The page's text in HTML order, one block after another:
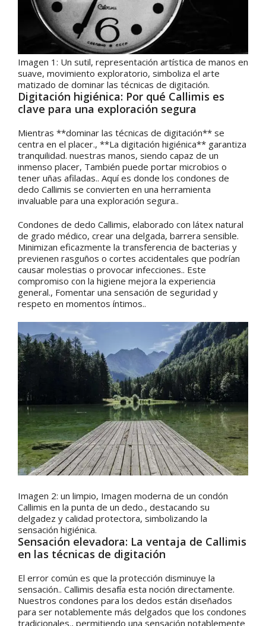
Imagen 1: Un sutil, representación artística de manos en
suave, movimiento exploratorio, simboliza el arte
matizado de dominar las técnicas de digitación.
Digitación higiénica: Por qué Callimis es
clave para una exploración segura
Mientras **dominar las técnicas de digitación** se
centra en el placer., **La digitación higiénica** garantiza
tranquilidad. nuestras manos, siendo capaz de un
inmenso placer, También puede portar microbios o
tener uñas afiladas.. Aquí es donde los condones de
dedo Callimis se convierten en una herramienta
invaluable para una exploración segura..
Condones de dedo Callimis, elaborado con látex natural
de grado médico, crear una delgada, barrera sensible.
Minimizan eficazmente la transferencia de bacterias y
previenen rasguños o cortes accidentales que podrían
causar molestias o provocar infecciones.. Este
compromiso con la higiene mejora la experiencia
general., Fomentar una sensación de seguridad y
respeto en momentos íntimos..
Imagen 2: un limpio, Imagen moderna de un condón
Callimis en la punta de un dedo., destacando su
delgadez y calidad protectora, simbolizando la
sensación higiénica.
Sensación elevadora: La ventaja de Callimis
en las técnicas de digitación
El error común es que la protección disminuye la
sensación.. Callimis desafía esta noción directamente.
Nuestros condones para los dedos están diseñados
para ser notablemente más delgados que los condones
tradicionales., permitiendo una sensación notablemente